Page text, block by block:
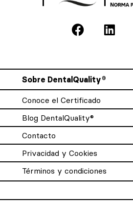
Sobre DentalQuality®
Conoce el Certificado
Blog DentalQuality®
Contacto
Privacidad y Cookies
Términos y condiciones